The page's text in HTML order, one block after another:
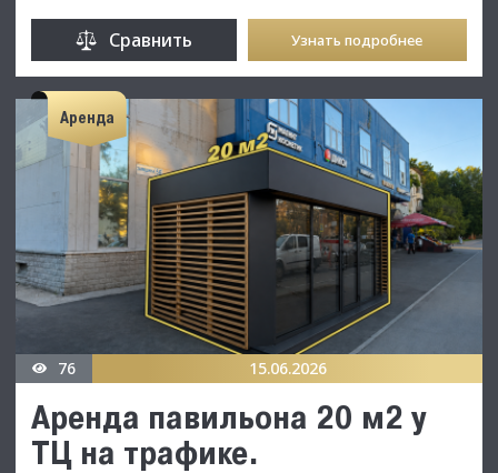
Сравнить Узнать подробнее
Аренда
76 15.06.2026
Аренда павильона 20 м2 у
ТЦ на трафике.